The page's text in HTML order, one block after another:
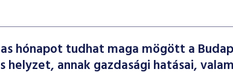
hónapot tudhat maga mögött a
helyzet, annak gazdasági hatásai,